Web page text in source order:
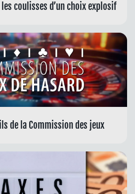
coulisses d’un choix explosif
de la Commission des jeux